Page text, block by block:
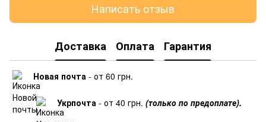
Написать отзыв
Доставка Оплата Гарантия
Новая почта - от 60 грн.
Укрпочта - от 40 грн. (только по предоплате).